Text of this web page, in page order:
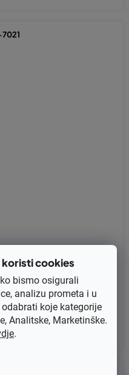
cookies
bismo osigurali
analizu prometa i u
koje kategorije
Analitske, Marketinške.
.
A056152